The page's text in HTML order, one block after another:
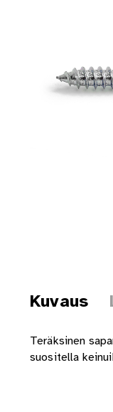
Kuvaus
Teräksinen
suositella